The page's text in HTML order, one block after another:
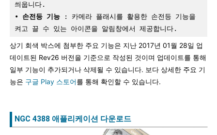
씌웁니다.
• 손전등 기능 : 카메라 플래시를 활용한 손전등 기능을
켜고 끌 수 있는 아이콘을 알림창에서 제공합니다.
상기 회색 박스에 첨부한 주요 기능은 지난 2017년 01월 28일 업
데이트된 Rev26 버전을 기준으로 작성된 것이며 업데이트를 통해
일부 기능이 추가되거나 삭제될 수 있습니다. 보다 상세한 주요 기
능은 구글 Play 스토어를 통해 확인할 수 있습니다.
NGC 4388 애플리케이션 다운로드